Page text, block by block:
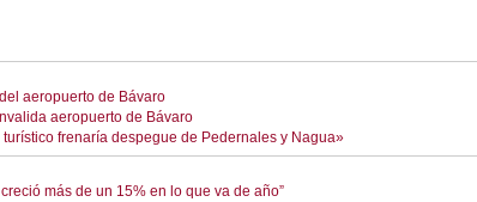
aeropuerto de Bávaro
aeropuerto de Bávaro
frenaría despegue de Pedernales y Nagua»
más de un 15% en lo que va de año”